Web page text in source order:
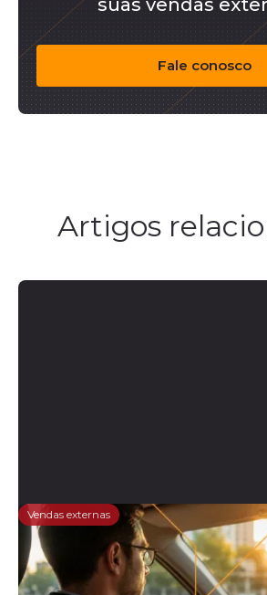
suas vendas
Fale conosco
Artigos
Vendas externas
Controle de KM rodado
vendedores externos: o
completo